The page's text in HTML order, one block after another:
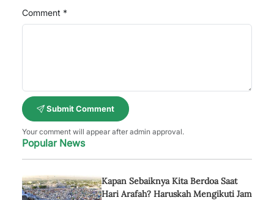
Comment *
Submit Comment
Your comment will appear after admin approval.
Popular News
Kapan Sebaiknya Kita Berdoa Saat
Hari Arafah? Haruskah Mengikuti Jam